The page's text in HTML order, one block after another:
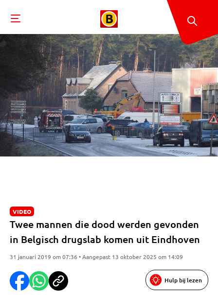
VIDEO
Twee mannen die dood werden gevonden
in Belgisch drugslab komen uit Eindhoven
31 januari 2019 om 07:36 • Aangepast 13 oktober 2025 om 14:09
Hulp bij lezen